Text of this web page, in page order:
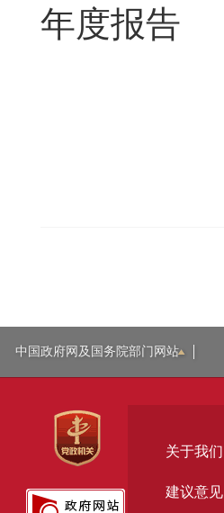
年度报告
中国政府网及国务院部门网站
关于我们
建议意见